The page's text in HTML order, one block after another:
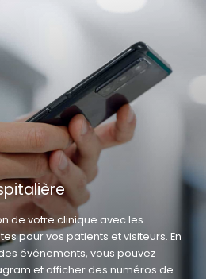
de votre clinique avec les
pour vos patients et visiteurs. En
événements, vous pouvez
et afficher des numéros de